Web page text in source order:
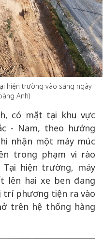
hiện trường vào sáng ngày
Anh)
có mặt tại khu vực
- Nam, theo hướng
nhận một máy múc
trong phạm vi rào
hiện trường, máy
lên hai xe ben đang
trí phương tiện ra vào
trên hệ thống hàng